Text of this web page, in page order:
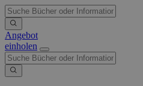
Angebot
einholen